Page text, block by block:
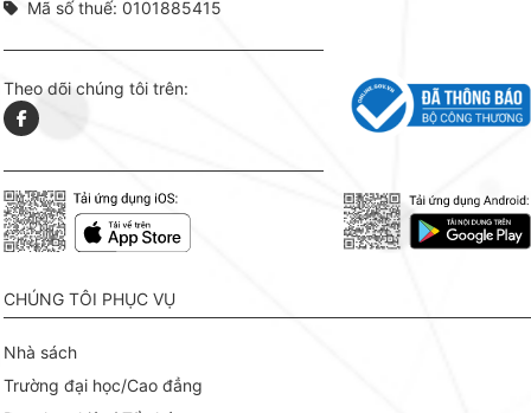
Mã số thuế: 0101885415
Theo dõi chúng tôi trên:
CHÚNG TÔI PHỤC VỤ
Nhà sách
Trường đại học/Cao đẳng